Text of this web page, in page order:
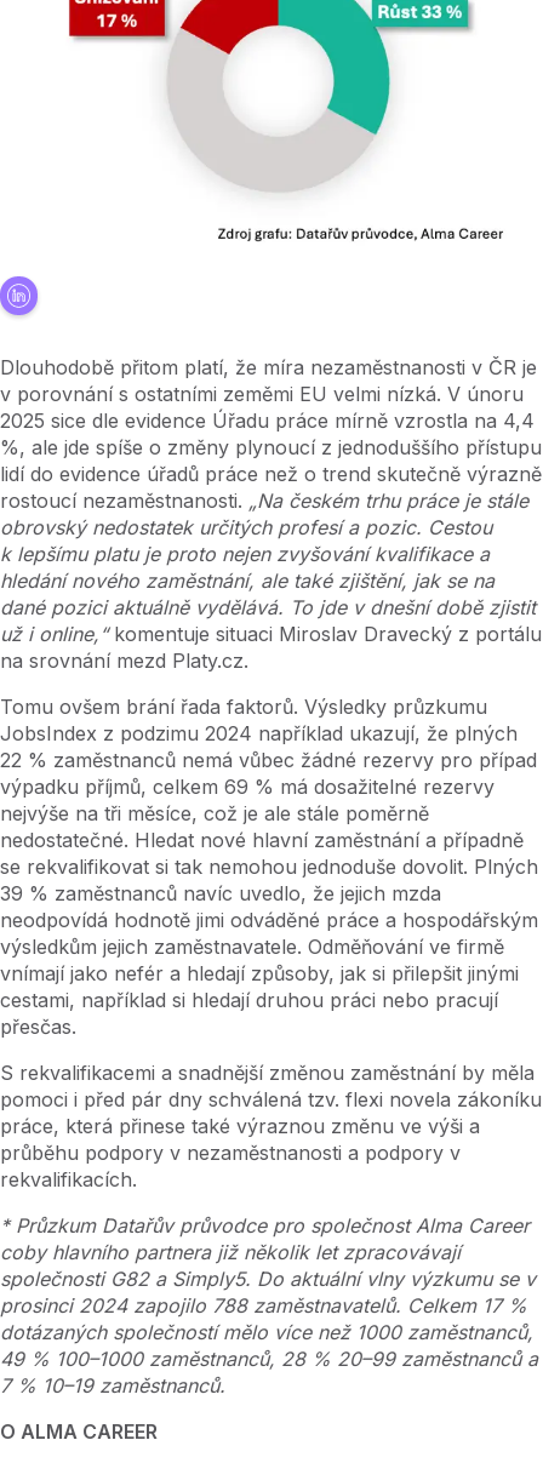
Dlouhodobě přitom platí, že míra nezaměstnanosti v ČR je
v porovnání s ostatními zeměmi EU velmi nízká. V únoru
2025 sice dle evidence Úřadu práce mírně vzrostla na 4,4
%, ale jde spíše o změny plynoucí z jednoduššího přístupu
lidí do evidence úřadů práce než o trend skutečně výrazně
rostoucí nezaměstnanosti. „Na českém trhu práce je stále
obrovský nedostatek určitých profesí a pozic. Cestou
k lepšímu platu je proto nejen zvyšování kvalifikace a
hledání nového zaměstnání, ale také zjištění, jak se na
dané pozici aktuálně vydělává. To jde v dnešní době zjistit
už i online,“komentuje situaci Miroslav Dravecký z portálu
na srovnání mezd Platy.cz.
Tomu ovšem brání řada faktorů. Výsledky průzkumu
JobsIndex z podzimu 2024 například ukazují, že plných
22 % zaměstnanců nemá vůbec žádné rezervy pro případ
výpadku příjmů, celkem 69 % má dosažitelné rezervy
nejvýše na tři měsíce, což je ale stále poměrně
nedostatečné. Hledat nové hlavní zaměstnání a případně
se rekvalifikovat si tak nemohou jednoduše dovolit. Plných
39 % zaměstnanců navíc uvedlo, že jejich mzda
neodpovídá hodnotě jimi odváděné práce a hospodářským
výsledkům jejich zaměstnavatele. Odměňování ve firmě
vnímají jako nefér a hledají způsoby, jak si přilepšit jinými
cestami, například si hledají druhou práci nebo pracují
přesčas.
S rekvalifikacemi a snadnější změnou zaměstnání by měla
pomoci i před pár dny schválená tzv. flexi novela zákoníku
práce, která přinese také výraznou změnu ve výši a
průběhu podpory v nezaměstnanosti a podpory v
rekvalifikacích.
* Průzkum Datařův průvodce pro společnost Alma Career
coby hlavního partnera již několik let zpracovávají
společnosti G82 a Simply5. Do aktuální vlny výzkumu se v
prosinci 2024 zapojilo 788 zaměstnavatelů. Celkem 17 %
dotázaných společností mělo více než 1000 zaměstnanců,
49 % 100–1000 zaměstnanců, 28 % 20–99 zaměstnanců a
7 % 10–19 zaměstnanců.
O ALMA CAREER